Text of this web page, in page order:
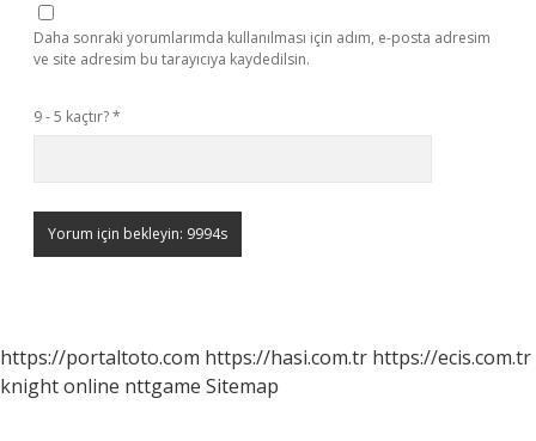
Daha sonraki yorumlarımda kullanılması için adım, e-posta adresim
ve site adresim bu tarayıcıya kaydedilsin.
9 - 5 kaçtır?*
https://portaltoto.com https://hasi.com.tr https://ecis.com.tr
knight online nttgame Sitemap